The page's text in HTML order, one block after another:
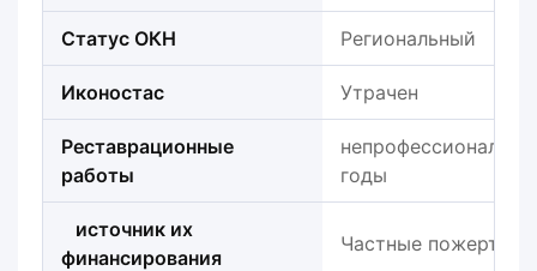
Статус ОКН Региональный
Иконостас Утрачен
Реставрационные
работы
годы
источник их
финансирования
Частные